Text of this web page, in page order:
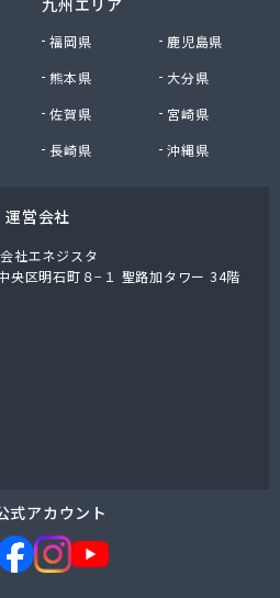
ススタンド
屋営業所
九州エリア
福岡県
鹿児島県
熊本県
大分県
佐賀県
宮崎県
長崎県
沖縄県
運営会社
社エネジスタ
央区明石町８−１ 聖路加タワー 34階
式アカウント